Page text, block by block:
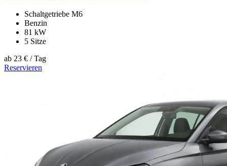
Schaltgetriebe M6
Benzin
81 kW
5 Sitze
ab 23 € / Tag
Reservieren